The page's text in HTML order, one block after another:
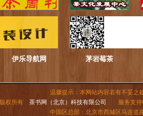
伊乐导航网 茅岩莓茶
温馨提示：本网站内容若有不妥之
版权所有茶书网（北京）科技有限公司
服务支持
中国区总部：北京市西城区马连道